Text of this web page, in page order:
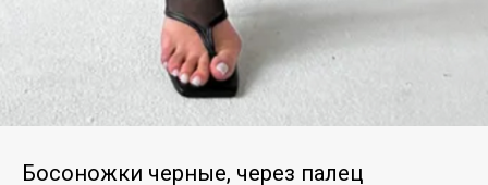
Босоножки черные, через палец